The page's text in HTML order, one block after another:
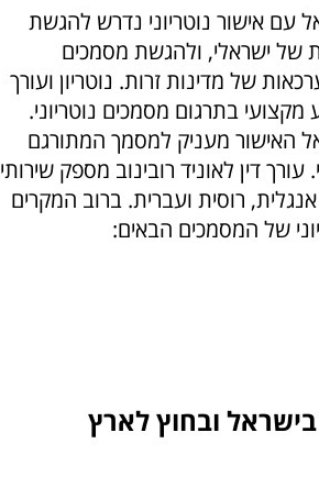
עם אישור נוטריוני נדרש להגשת
של ישראלי, ולהגשת מסמכים
של מדינות זרות. נוטריון ועורך
מקצועי בתרגום מסמכים נוטריוני.
האישור מעניק למסמך המתורגם
דין לאוניד רובינוב מספק שירותי
רוסית ועברית. ברוב המקרים
של המסמכים הבאים:
בישראל ובחוץ לארץ